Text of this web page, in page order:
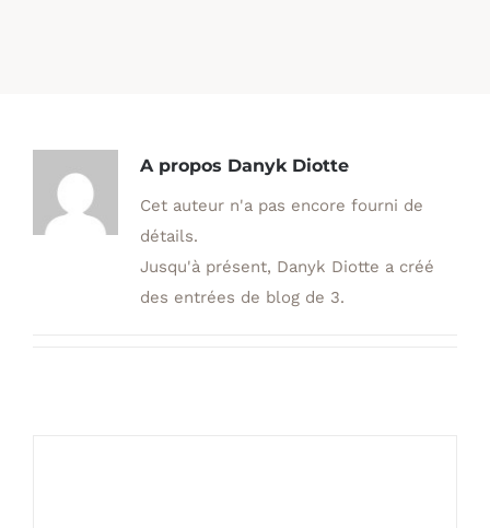
A propos Danyk Diotte
Cet auteur n'a pas encore fourni de
détails.
Jusqu'à présent, Danyk Diotte a créé
des entrées de blog de 3.